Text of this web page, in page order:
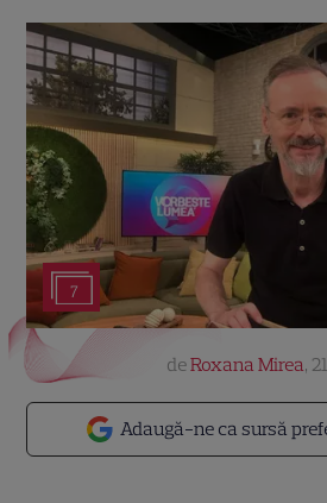
7
Adaugă-ne ca sursă
deRoxana Mirea,